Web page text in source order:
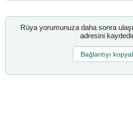
Rüya yorumunuza daha sonra
adresini
Bağlantıyı